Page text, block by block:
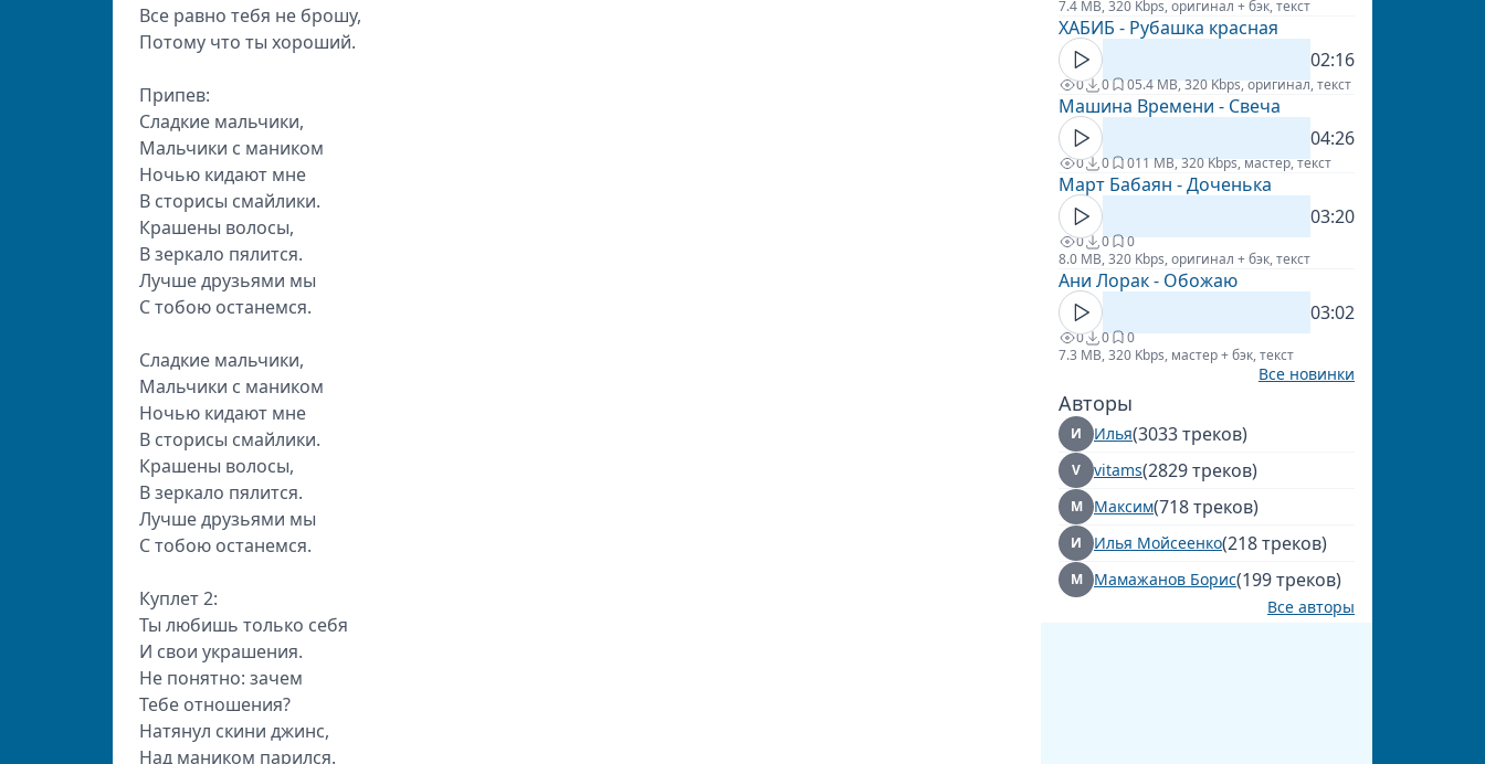
Все равно тебя не брошу,
Потому что ты хороший.
Припев:
Сладкие мальчики,
Мальчики с маником
Ночью кидают мне
В сторисы смайлики.
Крашены волосы,
В зеркало пялится.
Лучше друзьями мы
С тобою останемся.
Сладкие мальчики,
Мальчики с маником
Ночью кидают мне
В сторисы смайлики.
Крашены волосы,
В зеркало пялится.
Лучше друзьями мы
С тобою останемся.
Куплет 2:
Ты любишь только себя
И свои украшения.
Не понятно: зачем
Тебе отношения?
Натянул скини джинс,
Над маником парился.
7.4 MB, 320 Kbps, оригинал + бэк, текст
ХАБИБ - Рубашка красная
02:16
0 0 05.4 MB, 320 Kbps, оригинал, текст
Машина Времени - Свеча
04:26
0 0 011 MB, 320 Kbps, мастер, текст
Март Бабаян - Доченька
03:20
0 0
0
8.0 MB, 320 Kbps, оригинал + бэк, текст
Ани Лорак - Обожаю
03:02
0 0
0
7.3 MB, 320 Kbps, мастер + бэк, текст
Все новинки
Авторы
И Илья(3033 треков)
V vitams(2829 треков)
М Максим(718 треков)
И Илья Мойсеенко(218 треков)
М Мамажанов Борис(199 треков)
Все авторы